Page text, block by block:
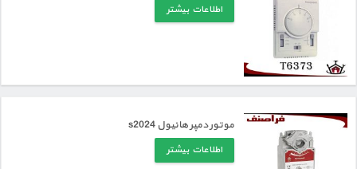
اطلاعات بیشتر
موتور دمپر هانیول s2024
اطلاعات بیشتر